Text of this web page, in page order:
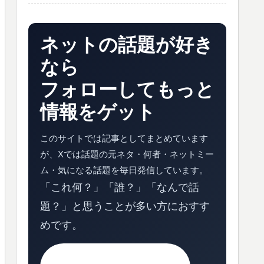
ネットの話題が好き
なら
フォローしてもっと
情報をゲット
このサイトでは記事としてまとめています
が、Xでは話題の元ネタ・何者・ネットミー
ム・気になる話題を毎日発信しています。
「これ何？」「誰？」「なんで話
題？」と思うことが多い方におすす
めです。